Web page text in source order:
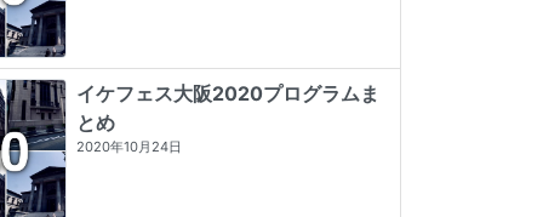
★★★★★5 (84)
イケフェス大阪2020プログラムま
とめ
2020年10月24日